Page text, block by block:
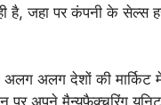
है, जहा पर कंपनी के सेल्स
अलग अलग देशों की